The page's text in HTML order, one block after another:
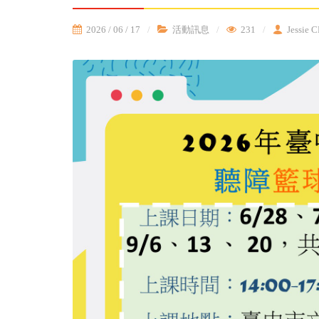
2026 / 06 / 17 活動訊息 231 Jessie